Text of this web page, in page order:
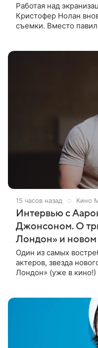
Работая над
Кристофер Нолан
съемки. Вместо
15 часов назад Кино
Интервью с
Джонсоном. О
Лондон» и новом
Один из самых
актеров, звезда
Лондон» (уже в